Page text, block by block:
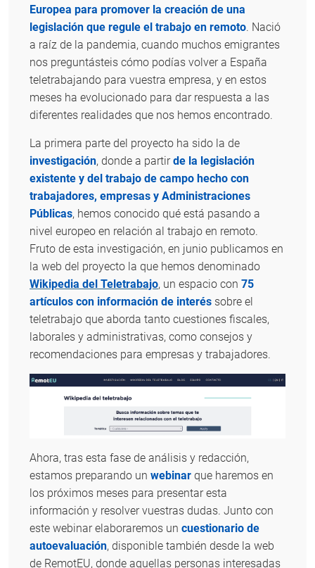
Europea para promover la creación de una
legislación que regule el trabajo en remoto. Nació
a raíz de la pandemia, cuando muchos emigrantes
nos preguntásteis cómo podías volver a España
teletrabajando para vuestra empresa, y en estos
meses ha evolucionado para dar respuesta a las
diferentes realidades que nos hemos encontrado.
La primera parte del proyecto ha sido la de
investigación, donde a partirde la legislación
existente y del trabajo de campo hecho con
trabajadores, empresas y Administraciones
Públicas, hemos conocido qué está pasando a
nivel europeo en relación al trabajo en remoto.
Fruto de esta investigación, en junio publicamos en
la web del proyecto la que hemos denominado
Wikipedia del Teletrabajo, un espacio con 75
artículos con información de interés sobre el
teletrabajo que aborda tanto cuestiones fiscales,
laborales y administrativas, como consejos y
recomendaciones para empresas y trabajadores.
Ahora, tras esta fase de análisis y redacción,
estamos preparando un webinar que haremos en
los próximos meses para presentar esta
información y resolver vuestras dudas. Junto con
este webinar elaboraremos un cuestionario de
autoevaluación, disponible también desde la web
de RemotEU, donde aquellas personas interesadas